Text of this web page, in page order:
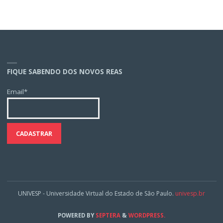
FIQUE SABENDO DOS NOVOS REAS
Email*
UNIVESP - Universidade Virtual do Estado de São Paulo. univesp.br
POWERED BYSEPTERA & WORDPRESS.